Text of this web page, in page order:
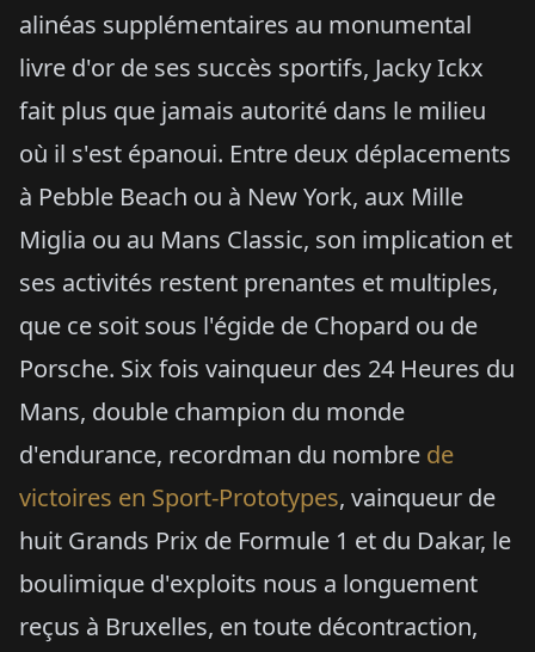
alinéas supplémentaires au monumental
livre d'or de ses succès sportifs, Jacky Ickx
fait plus que jamais autorité dans le milieu
où il s'est épanoui. Entre deux déplacements
à Pebble Beach ou à New York, aux Mille
Miglia ou au Mans Classic, son implication et
ses activités restent prenantes et multiples,
que ce soit sous l'égide de Chopard ou de
Porsche. Six fois vainqueur des 24 Heures du
Mans, double champion du monde
d'endurance, recordman du nombre de
victoires en Sport-Prototypes, vainqueur de
huit Grands Prix de Formule 1 et du Dakar, le
boulimique d'exploits nous a longuement
reçus à Bruxelles, en toute décontraction,